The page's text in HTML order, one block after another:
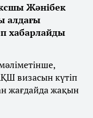
Жәнібек
алдағы
хабарлайды
визасын күтіп
жағдайда жақын